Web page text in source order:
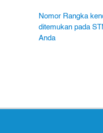
Nomor Rangka
ditemukan pada
Anda